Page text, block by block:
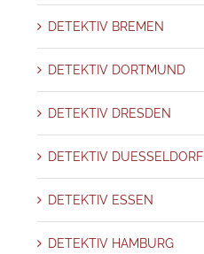
DETEKTIV BREMEN
DETEKTIV DORTMUND
DETEKTIV DRESDEN
DETEKTIV DUESSELDORF
DETEKTIV ESSEN
DETEKTIV HAMBURG